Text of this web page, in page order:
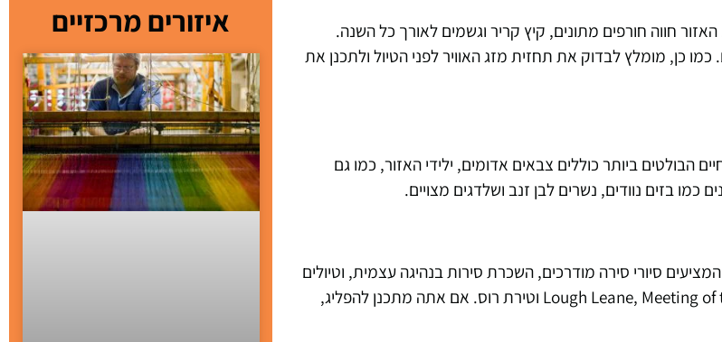
חווה חורפים מתונים, קיץ קריר וגשמים לאורך כל השנה.
כן, מומלץ לבדוק את תחזית מזג האוויר לפני הטיול ולתכנן את
הבולטים ביותר כוללים צבאים אדומים, ילידי האזור, כמו גם
כמו בזים נוודים, נשרים לבן זנב ושלדגים מצויים.
סיורי סירה מודרכים, השכרת סירות בנהיגה עצמית, וטיולים
מסורתיים במכוניות. כמה מקומות פופולריים לשייט כוללים את Lough Leane, Meeting of the Waters וטירת רוס. אם אתה מתכנן להפליג,
איזורים מרכזיים